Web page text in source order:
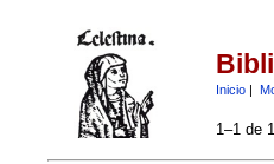
Inicio|
1–1 de